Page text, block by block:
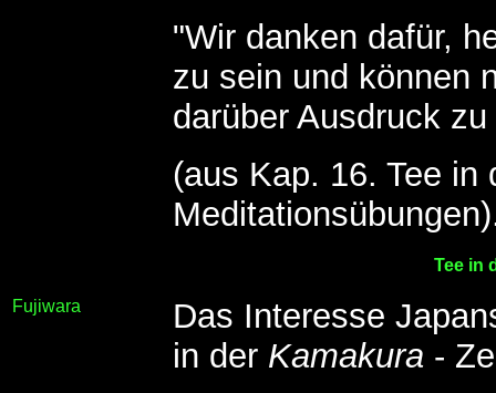
"Wir danken dafür,
zu sein und können
darüber Ausdruck
(aus Kap. 16. Tee in
Tee in
Fujiwara
Das Interesse
in der Kamakura -